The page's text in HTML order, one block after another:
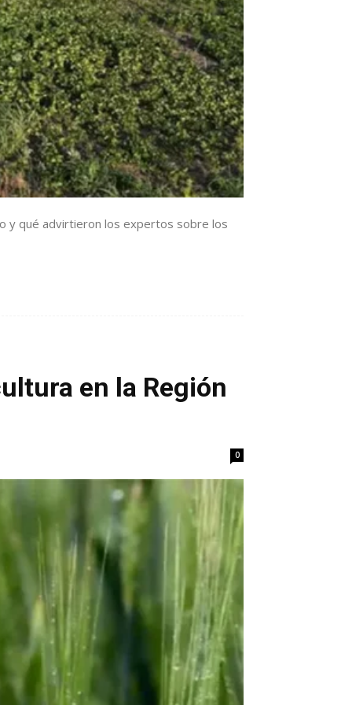
y qué advirtieron los expertos sobre los
en la Región
0